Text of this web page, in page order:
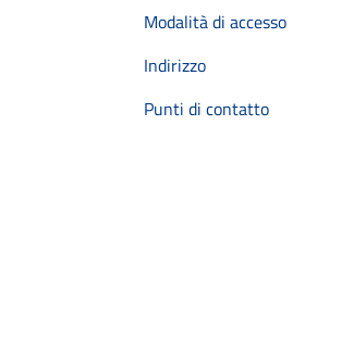
Modalità di accesso
Indirizzo
Punti di contatto